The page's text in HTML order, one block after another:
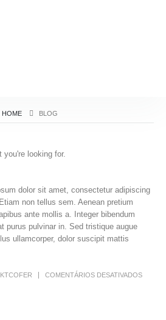
HOME BLOG
looking for.
dolor sit amet, consectetur adipiscing
non tellus sem. Aenean pretium
ante mollis a. Integer bibendum
purus pulvinar in. Sed tristique augue
ullamcorper, dolor suscipit mattis
COMENTÁRIOS DESATIVADOS